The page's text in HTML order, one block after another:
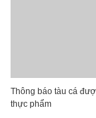
Thông báo tàu cá
thực phẩm